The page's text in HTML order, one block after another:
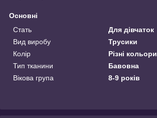
Основні
Стать
Для дівчаток
Вид виробу
Трусики
Колір
Різні кольори
Тип тканини
Бавовна
Вікова група
8-9 років